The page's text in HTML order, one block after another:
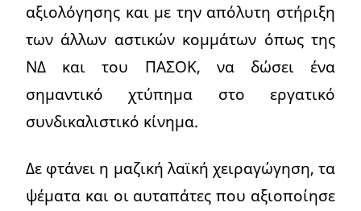
αξιολόγησης και με την απόλυτη στήριξη
των άλλων αστικών κομμάτων όπως της
ΝΔ και του ΠΑΣΟΚ, να δώσει ένα
σημαντικό χτύπημα στο εργατικό
συνδικαλιστικό κίνημα.
Δε φτάνει η μαζική λαϊκή χειραγώγηση, τα
ψέματα και οι αυταπάτες που αξιοποίησε